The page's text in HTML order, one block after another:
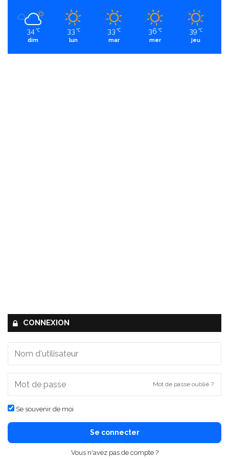
34 ℃
dim
33 ℃
lun
33 ℃
mar
36 ℃
mer
39 ℃
jeu
CONNEXION
Mot de passe oublié ?
Se souvenir de moi
Se connecter
Vous n'avez pas de compte ?